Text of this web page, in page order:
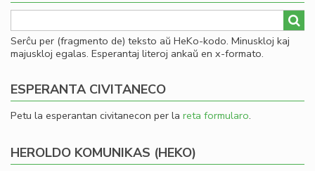
Serĉu per (fragmento de) teksto aŭ HeKo-kodo. Minuskloj kaj
majuskloj egalas. Esperantaj literoj ankaŭ en x-formato.
ESPERANTA CIVITANECO
Petu la esperantan civitanecon per la reta formularo.
HEROLDO KOMUNIKAS (HEKO)